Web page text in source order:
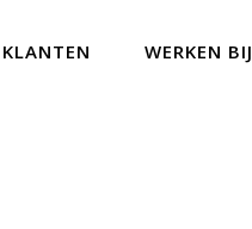
WERKEN BIJ